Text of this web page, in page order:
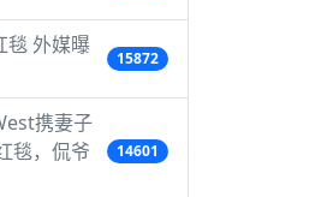
毯 外媒曝
15872
携妻子
毯，侃爷
14601